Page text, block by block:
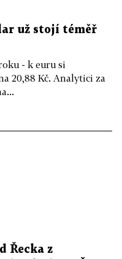
už stojí téměř
- k euru si
20,88 Kč. Analytici za
Řecka z